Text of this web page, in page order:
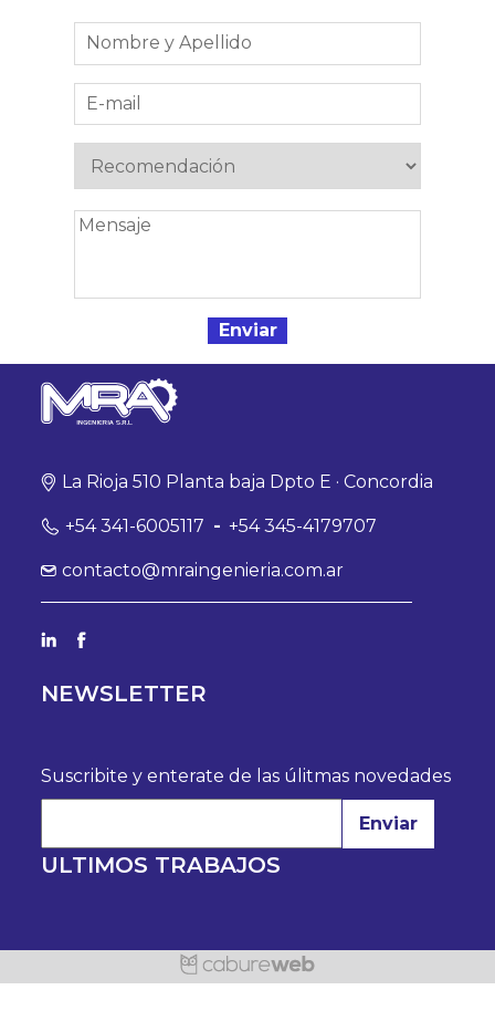
La Rioja 510 Planta baja Dpto E · Concordia
+54 341-6005117 - +54 345-4179707
contacto@mraingenieria.com.ar
NEWSLETTER
Suscribite y enterate de las úlitmas novedades
Enviar
ULTIMOS TRABAJOS